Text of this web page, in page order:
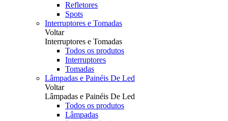
Refletores
Spots
Interruptores e Tomadas
Voltar
Interruptores e Tomadas
Todos os produtos
Interruptores
Tomadas
Lâmpadas e Painéis De Led
Voltar
Lâmpadas e Painéis De Led
Todos os produtos
Lâmpadas